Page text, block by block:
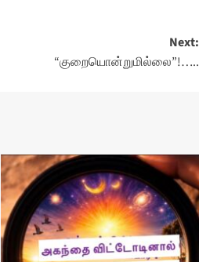
Next:
“குறையொன்றுமில்லை”!…..